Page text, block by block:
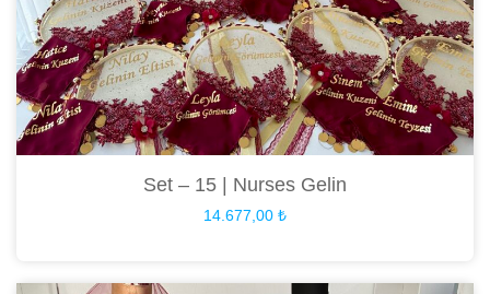
Set – 15 | Nurses Gelin
14.677,00 ₺